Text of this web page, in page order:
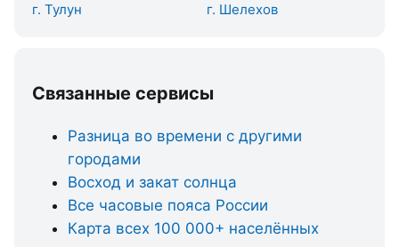
г. Тулун г. Шелехов
Связанные сервисы
Разница во времени с другими
городами
Восход и закат солнца
Все часовые пояса России
Карта всех 100 000+ населённых